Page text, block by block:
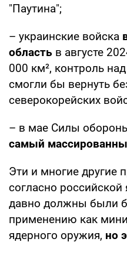
"Паутина";
– украинские войска
область в августе
000 км², контроль
смогли бы вернуть
северокорейских
– в мае Силы
самый
Эти и многие другие
согласно
давно должны были
применению как
ядерного оружия, но